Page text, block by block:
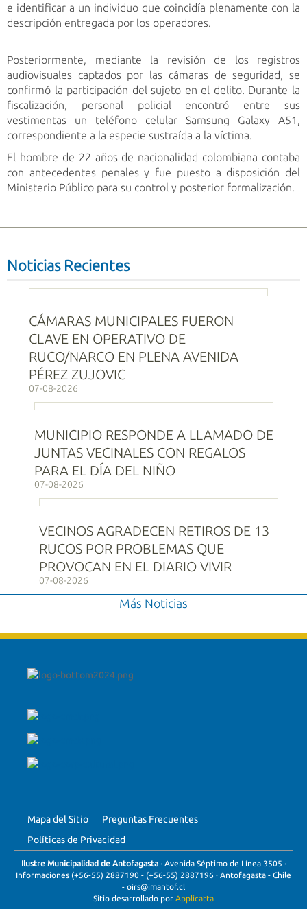
e identificar a un individuo que coincidía plenamente con la
descripción entregada por los operadores.
Posteriormente, mediante la revisión de los registros
audiovisuales captados por las cámaras de seguridad, se
confirmó la participación del sujeto en el delito. Durante la
fiscalización, personal policial encontró entre sus
vestimentas un teléfono celular Samsung Galaxy A51,
correspondiente a la especie sustraída a la víctima.
El hombre de 22 años de nacionalidad colombiana contaba
con antecedentes penales y fue puesto a disposición del
Ministerio Público para su control y posterior formalización.
Noticias Recientes
CÁMARAS MUNICIPALES FUERON
CLAVE EN OPERATIVO DE
RUCO/NARCO EN PLENA AVENIDA
PÉREZ ZUJOVIC
07-08-2026
MUNICIPIO RESPONDE A LLAMADO DE
JUNTAS VECINALES CON REGALOS
PARA EL DÍA DEL NIÑO
07-08-2026
VECINOS AGRADECEN RETIROS DE 13
RUCOS POR PROBLEMAS QUE
PROVOCAN EN EL DIARIO VIVIR
07-08-2026
Más Noticias
Mapa del Sitio
Preguntas Frecuentes
Políticas de Privacidad
Ilustre Municipalidad de Antofagasta· Avenida Séptimo de Línea 3505 ·
Informaciones (+56-55) 2887190 - (+56-55) 2887196 · Antofagasta - Chile
- oirs@imantof.cl
Sitio desarrollado por Applicatta